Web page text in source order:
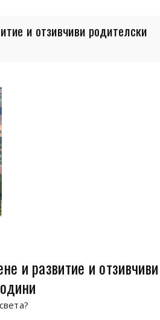
и отзивчиви родителски
и развитие и отзивчиви